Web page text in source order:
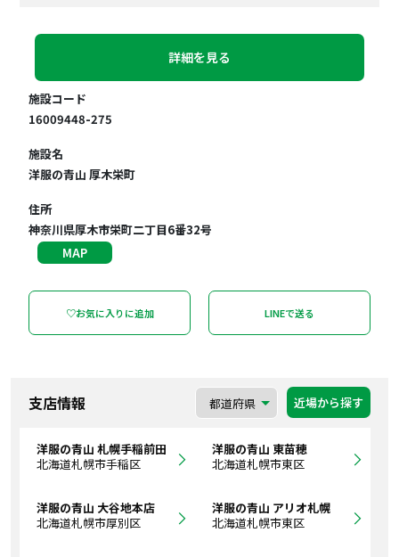
詳細を見る
施設コード
16009448-275
施設名
洋服の青山 厚木栄町
住所
神奈川県厚木市栄町二丁目6番32号
MAP
♡お気に入りに追加 LINEで送る
支店情報 近場から探す
洋服の青山 札幌手稲前田
北海道札幌市手稲区
洋服の青山 東苗穂
北海道札幌市東区
洋服の青山 大谷地本店
北海道札幌市厚別区
洋服の青山 アリオ札幌
北海道札幌市東区